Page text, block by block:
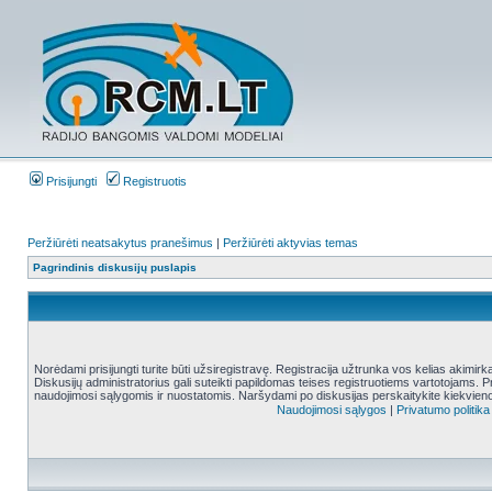
Prisijungti Registruotis
Peržiūrėti neatsakytus pranešimus | Peržiūrėti aktyvias temas
Pagrindinis diskusijų puslapis
Norėdami prisijungti turite būti užsiregistravę. Registracija užtrunka vos kelias
Diskusijų administratorius gali suteikti papildomas teises registruotiems vartotojams.
naudojimosi sąlygomis ir nuostatomis. Naršydami po diskusijas perskaitykite
Naudojimosi sąlygos | Privatumo politika